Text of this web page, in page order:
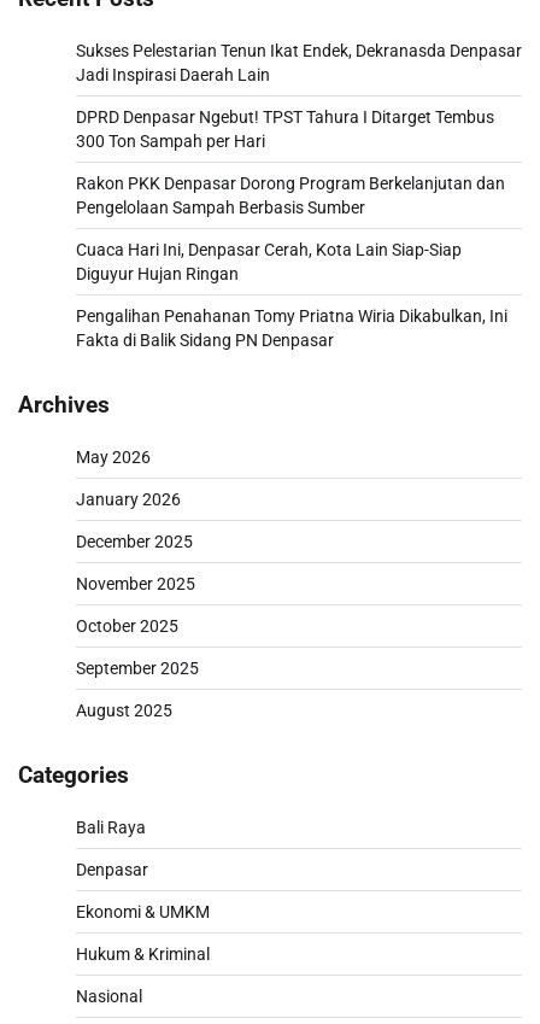
Sukses Pelestarian Tenun Ikat Endek, Dekranasda Denpasar
Jadi Inspirasi Daerah Lain
DPRD Denpasar Ngebut! TPST Tahura I Ditarget Tembus
300 Ton Sampah per Hari
Rakon PKK Denpasar Dorong Program Berkelanjutan dan
Pengelolaan Sampah Berbasis Sumber
Cuaca Hari Ini, Denpasar Cerah, Kota Lain Siap-Siap
Diguyur Hujan Ringan
Pengalihan Penahanan Tomy Priatna Wiria Dikabulkan, Ini
Fakta di Balik Sidang PN Denpasar
Archives
May 2026
January 2026
December 2025
November 2025
October 2025
September 2025
August 2025
Categories
Bali Raya
Denpasar
Ekonomi & UMKM
Hukum & Kriminal
Nasional